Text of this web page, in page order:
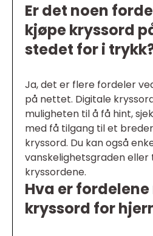
Er det noen
kjøpe kryssord
stedet for i
Ja, det er flere fordeler
på nettet. Digitale
muligheten til å få hint,
med få tilgang til et
kryssord. Du kan også
vanskelighetsgraden
kryssordene.
Hva er
kryssord for